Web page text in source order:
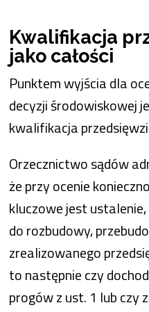
Kwalifikacja
jako całości
Punktem wyjścia dla
decyzji środowiskowej
kwalifikacja
Orzecznictwo sądów
że przy ocenie
kluczowe jest
do rozbudowy,
zrealizowanego
to następnie czy
progów z ust. 1 lub czy